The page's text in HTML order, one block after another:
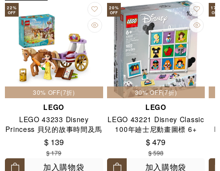
22%
OFF
30% OFF(7折)
LEGO
LEGO 43233 Disney
Princess 貝兒的故事時間及馬
車 5+
$ 139
$ 179
加入購物袋
20%
OFF
30% OFF(7折)
LEGO
LEGO 43221 Disney Classic
100年廸士尼動畫圖標 6+
$ 479
$ 598
加入購物袋
17
OFF